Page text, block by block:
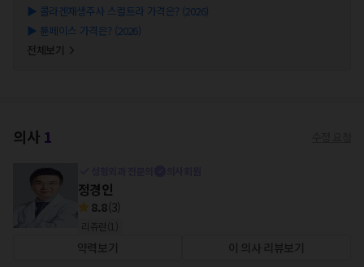
▶ 콜라겐재생주사 스컬트라 가격은? (2026)
▶ 튠페이스 가격은? (2026)
전체보기
의사 1
정경인
8.8(3)
리쥬란
약력보기 이 의사 리뷰보기